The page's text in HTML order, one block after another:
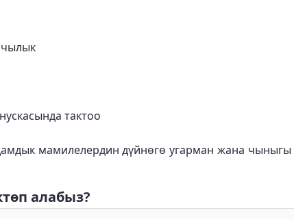
тактоо
мамилелердин дүйнөгө угарман жана чыныгы
алабыз?